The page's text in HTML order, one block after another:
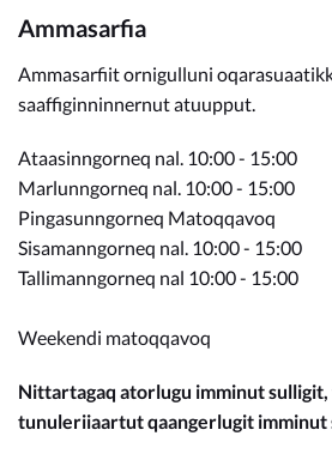
Ammasarfia
Ammasarfiit ornigulluni
saaffiginninnernut atuupput.
Ataasinngorneq nal. 10:00 - 15:00
Marlunngorneq nal. 10:00 - 15:00
Pingasunngorneq Matoqqavoq
Sisamanngorneq nal. 10:00 - 15:00
Tallimanngorneq nal 10:00 - 15:00
Weekendi matoqqavoq
Nittartagaq atorlugu imminut
tunuleriiaartut qaangerlugit